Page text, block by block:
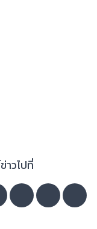
าวไปที่